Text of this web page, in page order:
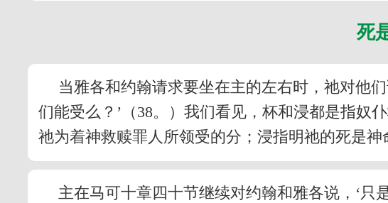
死
当雅各和约翰请求要坐在主的左右时，祂对他
们能受么？’（38。）我们看见，杯和浸都是指奴
祂为着神救赎罪人所领受的分；浸指明祂的死是
主在马可十章四十节继续对约翰和雅各说，‘只